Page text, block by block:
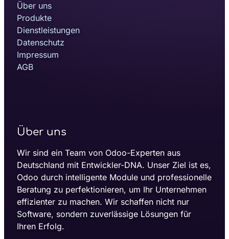
Über uns
Produkte
Dienstleistungen
Datenschutz
Impressum
AGB
Über uns
Wir sind ein Team von Odoo-Experten aus
Deutschland mit Entwickler-DNA. Unser Ziel ist es,
Odoo durch intelligente Module und professionelle
Beratung zu perfektionieren, um Ihr Unternehmen
effizienter zu machen. Wir schaffen nicht nur
Software, sondern zuverlässige Lösungen für
Ihren Erfolg.